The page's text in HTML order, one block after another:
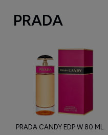
PRADA
PRADA CANDY EDP W 80 ML